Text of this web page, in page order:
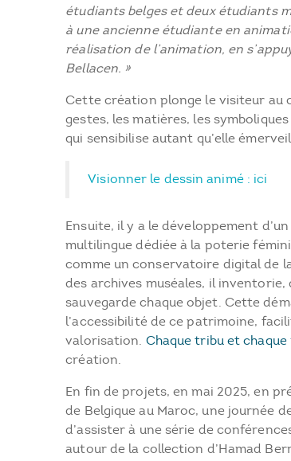
étudiants belges et deux étudiants
à une ancienne étudiante en
réalisation de l’animation, en
Bellacen. »
Cette création plonge le visiteur au
gestes, les matières, les
qui sensibilise autant qu’elle
Visionner le dessin animé : ici
Ensuite, il y a le développement
multilingue dédiée à la poterie
comme un conservatoire digital de
des archives muséales, il
sauvegarde chaque objet. Cette
l’accessibilité de ce patrimoine,
valorisation. Chaque tribu et
création.
En fin de projets, en mai 2025, en
de Belgique au Maroc, une journée
d’assister à une série de
autour de la collection d’Hamad